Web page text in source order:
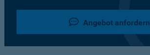
Angebot anfordern